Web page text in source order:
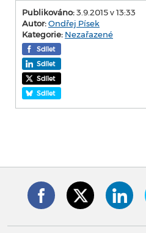
Publikováno:3.9.2015 v 13:33
Autor:Ondřej Písek
Kategorie: Nezařazené
Sdílet
Sdílet
Sdílet
Sdílet